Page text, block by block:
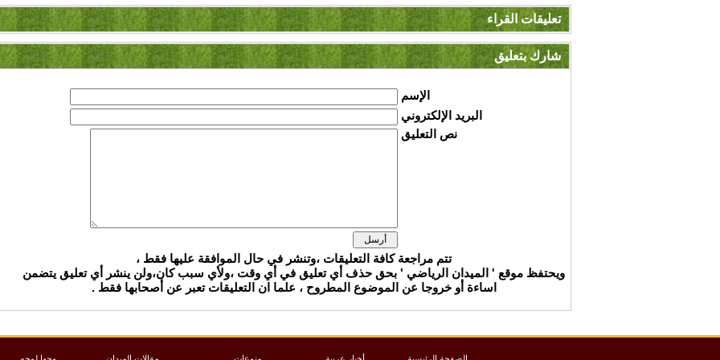
تعليقات القراء
شارك بتعليق
الإسم
البريد الإلكتروني
نص التعليق
تتم مراجعة كافة التعليقات ،وتنشر في حال الموافقة عليها فقط ،
ويحتفظ موقع ' الميدان الرياضي ' بحق حذف أي تعليق في أي وقت ،ولأي سبب كان،ولن ينشر أي تعليق يتضمن
اساءة أو خروجا عن الموضوع المطروح ، علما ان التعليقات تعبر عن أصحابها فقط .